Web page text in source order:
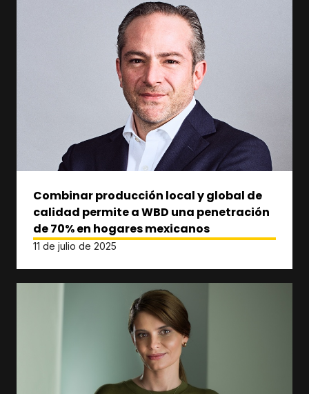
Combinar producción local y global de
calidad permite a WBD una penetración
de 70% en hogares mexicanos
11 de julio de 2025